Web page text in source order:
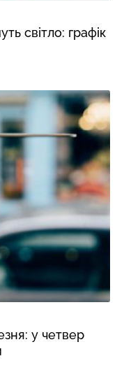
світло: графік
у четвер